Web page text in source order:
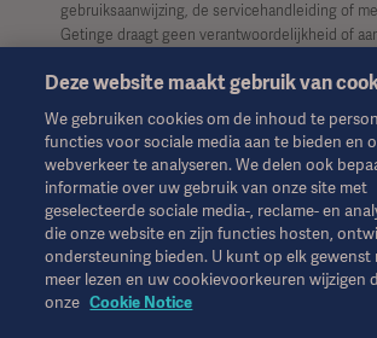
gebruiksaanwijzing, de servicehandleiding of
Getinge draagt geen verantwoordelijkheid of
van dit materiaal, en vertrouwen is uitsluitend
Het is mogelijk dat een genoemde therapie,
product niet beschikbaar of toegestaan is in uw
mag niet geheel of gedeeltelijk worden
zonder schriftelijke toestemming van Getinge.
Deze informatie is bedoeld voor een
buiten de VS.
Deze website maakt gebruik van
We gebruiken cookies om de inhoud te
functies voor sociale media aan te bieden en
webverkeer te analyseren. We delen ook
informatie over uw gebruik van onze site met
geselecteerde sociale media-, reclame- en
die onze website en zijn functies hosten,
ondersteuning bieden. U kunt op elk gewenst
meer lezen en uw cookievoorkeuren wijzigen
onze Cookie Notice